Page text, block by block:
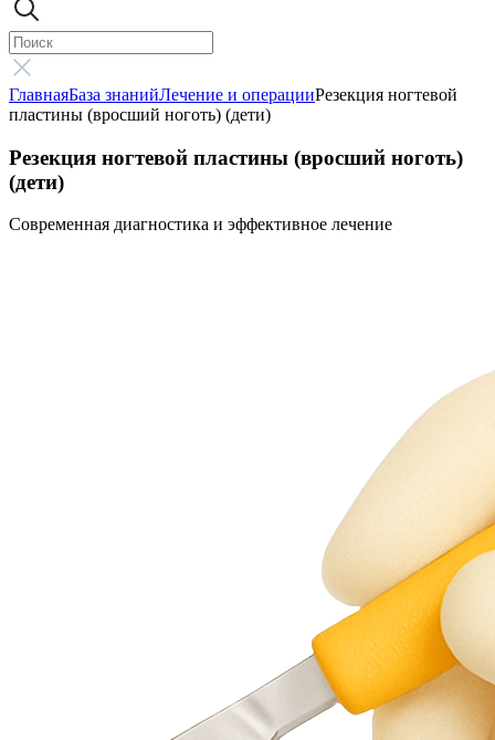
ГлавнаяБаза знанийЛечение и операцииРезекция ногтевой
пластины (вросший ноготь) (дети)
Резекция ногтевой пластины (вросший ноготь)
(дети)
Современная диагностика и эффективное лечение